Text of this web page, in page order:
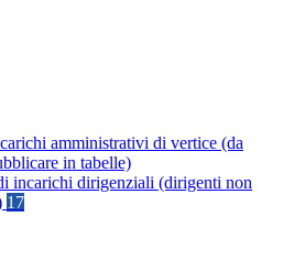
amministrativi di vertice (da
in tabelle)
incarichi dirigenziali (dirigenti non
17